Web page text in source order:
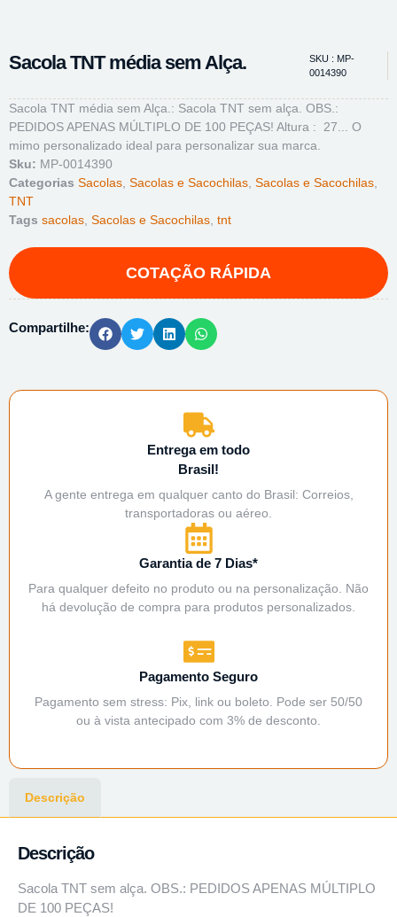
Sacola TNT média sem Alça.
SKU : MP-
0014390
Sacola TNT média sem Alça.: Sacola TNT sem alça. OBS.:
PEDIDOS APENAS MÚLTIPLO DE 100 PEÇAS! Altura : 27... O
mimo personalizado ideal para personalizar sua marca.
Sku: MP-0014390
Categorias Sacolas Sacolas e Sacochilas Sacolas e Sacochilas
TNT
Tags sacolas Sacolas e Sacochilas tnt
Compartilhe:
Entrega em todo
Brasil!
A gente entrega em qualquer canto do Brasil: Correios,
transportadoras ou aéreo.
Garantia de 7 Dias*
Para qualquer defeito no produto ou na personalização. Não
há devolução de compra para produtos personalizados.
Pagamento Seguro
Pagamento sem stress: Pix, link ou boleto. Pode ser 50/50
ou à vista antecipado com 3% de desconto.
Descrição
Descrição
Sacola TNT sem alça. OBS.: PEDIDOS APENAS MÚLTIPLO
DE 100 PEÇAS!